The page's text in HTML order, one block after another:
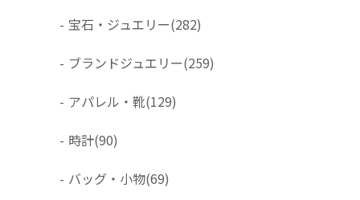
- 宝石・ジュエリー(282)
- ブランドジュエリー(259)
- アパレル・靴(129)
- 時計(90)
- バッグ・小物(69)